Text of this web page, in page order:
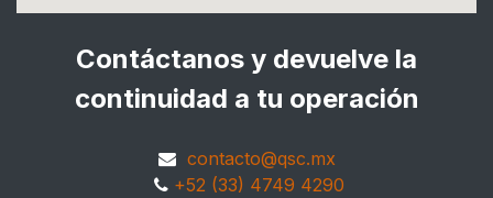
Contáctanos y devuelve la
continuidad a tu operación
contacto@qsc.mx
+52 (33) 4749 4290